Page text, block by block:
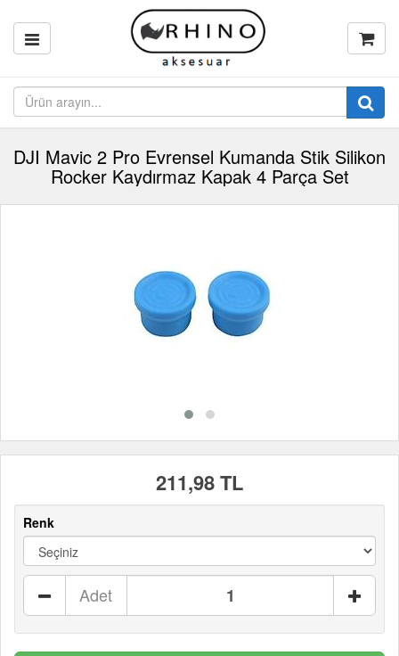
DJI Mavic 2 Pro Evrensel Kumanda Stik Silikon
Rocker Kaydırmaz Kapak 4 Parça Set
211,98 TL
Renk
Adet